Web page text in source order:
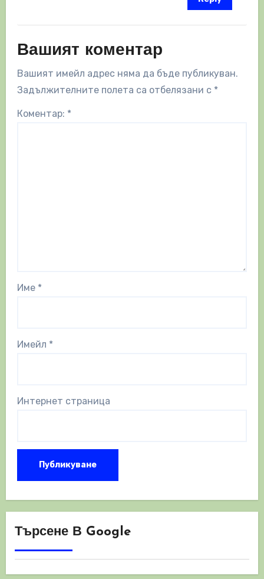
Вашият коментар
Вашият имейл адрес няма да бъде публикуван.
Задължителните полета са отбелязани с *
Коментар: *
Име *
Имейл *
Интернет страница
Търсене В Google